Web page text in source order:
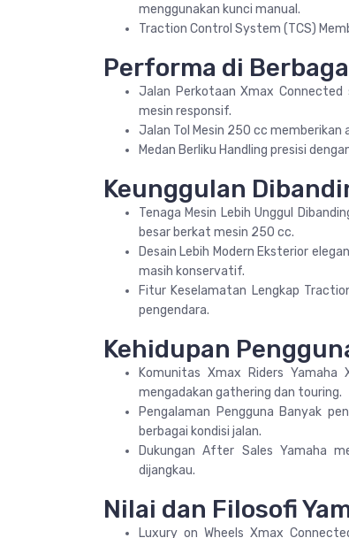
menggunakan kunci manual.
Traction Control System (TCS)
Performa di
Jalan Perkotaan Xmax
mesin responsif.
Jalan Tol Mesin 250 cc memberikan
Medan Berliku Handling presisi
Keunggulan
Tenaga Mesin Lebih Unggul
besar berkat mesin 250 cc.
Desain Lebih Modern Eksterior
masih konservatif.
Fitur Keselamatan Lengkap
pengendara.
Kehidupan
Komunitas Xmax Riders
mengadakan gathering dan touring.
Pengalaman Pengguna Banyak
berbagai kondisi jalan.
Dukungan After Sales Yamaha
dijangkau.
Nilai dan Filosofi
Luxury on Wheels Xmax